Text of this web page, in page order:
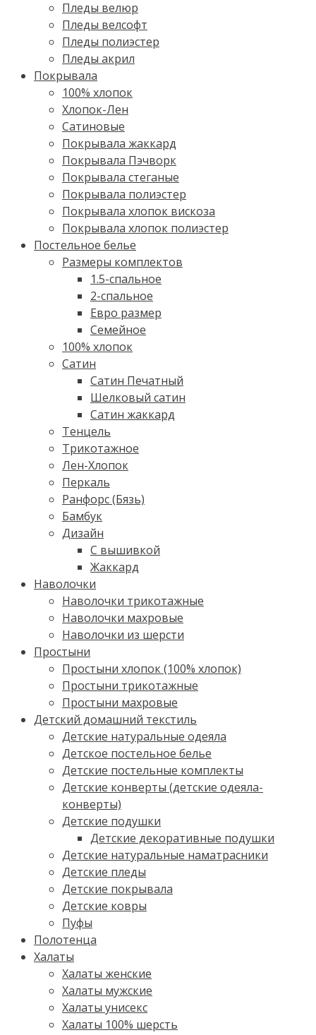
Пледы велюр
Пледы велсофт
Пледы полиэстер
Пледы акрил
Покрывала
100% хлопок
Хлопок-Лен
Сатиновые
Покрывала жаккард
Покрывала Пэчворк
Покрывала стеганые
Покрывала полиэстер
Покрывала хлопок вискоза
Покрывала хлопок полиэстер
Постельное белье
Размеры комплектов
1.5-спальное
2-спальное
Евро размер
Семейное
100% хлопок
Cатин
Сатин Печатный
Шелковый сатин
Сатин жаккард
Тенцель
Трикотажное
Лен-Хлопок
Перкаль
Ранфорс (Бязь)
Бамбук
Дизайн
С вышивкой
Жаккард
Наволочки
Наволочки трикотажные
Наволочки махровые
Наволочки из шерсти
Простыни
Простыни хлопок (100% хлопок)
Простыни трикотажные
Простыни махровые
Детский домашний текстиль
Детские натуральные одеяла
Детское постельное белье
Детские постельные комплекты
Детские конверты (детские одеяла-
конверты)
Детские подушки
Детские декоративные подушки
Детские натуральные наматрасники
Детские пледы
Детские покрывала
Детские ковры
Пуфы
Полотенца
Халаты
Халаты женские
Халаты мужские
Халаты унисекс
Халаты 100% шерсть